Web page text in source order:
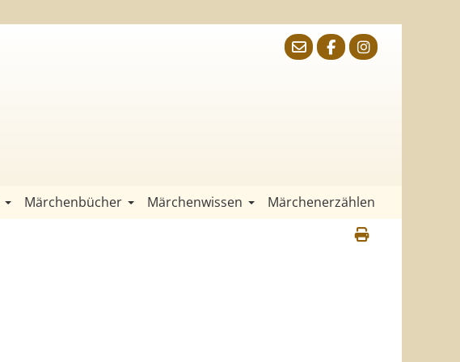
Märchenbücher Märchenwissen Märchenerzählen